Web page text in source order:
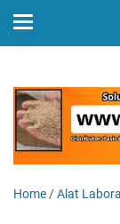
Home /Alat